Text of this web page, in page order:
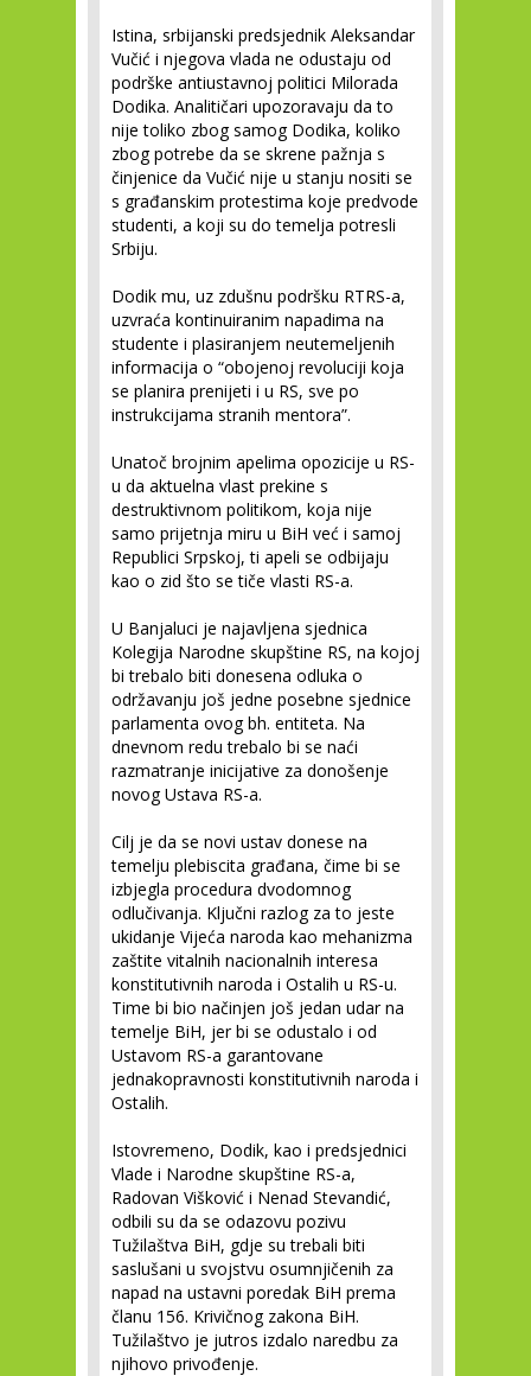
Istina, srbijanski predsjednik Aleksandar
Vučić i njegova vlada ne odustaju od
podrške antiustavnoj politici Milorada
Dodika. Analitičari upozoravaju da to
nije toliko zbog samog Dodika, koliko
zbog potrebe da se skrene pažnja s
činjenice da Vučić nije u stanju nositi se
s građanskim protestima koje predvode
studenti, a koji su do temelja potresli
Srbiju.
Dodik mu, uz zdušnu podršku RTRS-a,
uzvraća kontinuiranim napadima na
studente i plasiranjem neutemeljenih
informacija o “obojenoj revoluciji koja
se planira prenijeti i u RS, sve po
instrukcijama stranih mentora”.
Unatoč brojnim apelima opozicije u RS-
u da aktuelna vlast prekine s
destruktivnom politikom, koja nije
samo prijetnja miru u BiH već i samoj
Republici Srpskoj, ti apeli se odbijaju
kao o zid što se tiče vlasti RS-a.
U Banjaluci je najavljena sjednica
Kolegija Narodne skupštine RS, na kojoj
bi trebalo biti donesena odluka o
održavanju još jedne posebne sjednice
parlamenta ovog bh. entiteta. Na
dnevnom redu trebalo bi se naći
razmatranje inicijative za donošenje
novog Ustava RS-a.
Cilj je da se novi ustav donese na
temelju plebiscita građana, čime bi se
izbjegla procedura dvodomnog
odlučivanja. Ključni razlog za to jeste
ukidanje Vijeća naroda kao mehanizma
zaštite vitalnih nacionalnih interesa
konstitutivnih naroda i Ostalih u RS-u.
Time bi bio načinjen još jedan udar na
temelje BiH, jer bi se odustalo i od
Ustavom RS-a garantovane
jednakopravnosti konstitutivnih naroda i
Ostalih.
Istovremeno, Dodik, kao i predsjednici
Vlade i Narodne skupštine RS-a,
Radovan Višković i Nenad Stevandić,
odbili su da se odazovu pozivu
Tužilaštva BiH, gdje su trebali biti
saslušani u svojstvu osumnjičenih za
napad na ustavni poredak BiH prema
članu 156. Krivičnog zakona BiH.
Tužilaštvo je jutros izdalo naredbu za
njihovo privođenje.